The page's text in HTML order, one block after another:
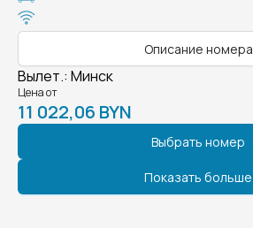
Описание номера
Вылет.: Минск
Цена от
11 022,06 BYN
Выбрать номер
Показать больше